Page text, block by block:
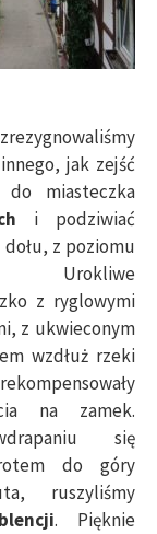
innego, jak zejść
do miasteczka
i podziwiać
dołu, z poziomu
z ryglowymi
z ukwieconym
wzdłuż rzeki
na zamek.
się
do góry
ruszyliśmy
. Pięknie